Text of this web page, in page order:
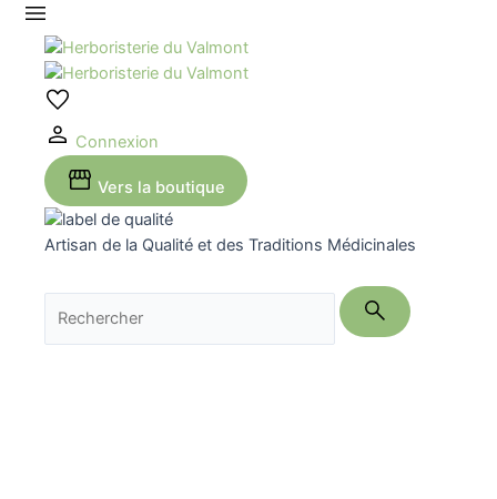
Aller
contenu
Connexion
Vers la boutique
Artisan de la Qualité et des Traditions Médicinales